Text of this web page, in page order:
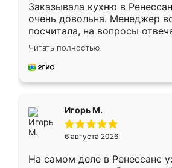
Заказывала кухню в
очень довольна. Менеджер
посчитала, на вопросы
Замерщик приехал в
делу со всей
за день, ребята работали
Читать полностью
Игорь М.
6 августа 2026
На самом деле в Ренессанс